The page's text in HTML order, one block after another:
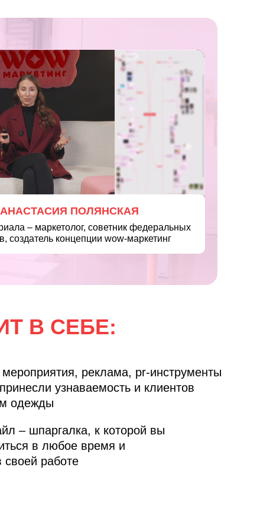
– шпаргалка, к которой вы
в любое время и
своей работе
реклама, pr-инструменты
узнаваемость и клиентов
одежды
В СЕБЕ:
– маркетолог, советник федеральных
создатель концепции wow-маркетинг
АНАСТАСИЯ ПОЛЯНСКАЯ